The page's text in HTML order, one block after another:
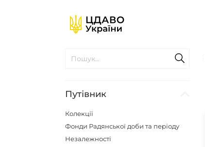
Путівник
Колекції
Фонди Радянської доби та періоду
Незалежності